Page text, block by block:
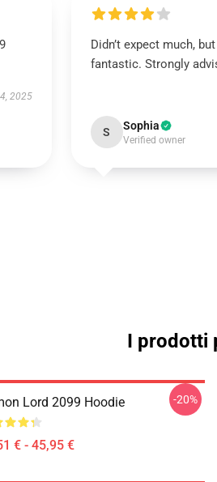
2025
Didn’t expect much,
fantastic. Strongly
S Sophia
Verified owner
I prodotti
Lord 2099 Hoodie
€ - 45,95 €
-20%